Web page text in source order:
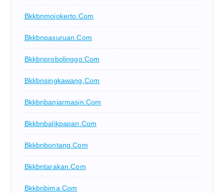
Bkkbnmojokerto.com
Bkkbnpasuruan.com
Bkkbnprobolinggo.com
Bkkbnsingkawang.com
Bkkbnbanjarmasin.com
Bkkbnbalikpapan.com
Bkkbnbontang.com
Bkkbntarakan.com
Bkkbnbima.com